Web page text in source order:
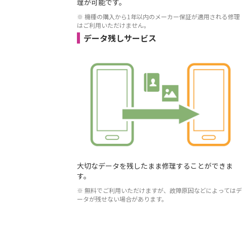
※ 機種の購入から1年以内のメーカー保証が適用される修理
はご利用いただけません。
データ残しサービス
大切なデータを残したまま修理することができま
す。
※ 無料でご利用いただけますが、故障原因などによってはデ
ータが残せない場合があります。